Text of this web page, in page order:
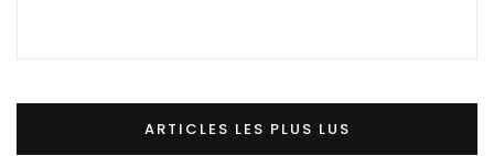
ARTICLES LES PLUS LUS